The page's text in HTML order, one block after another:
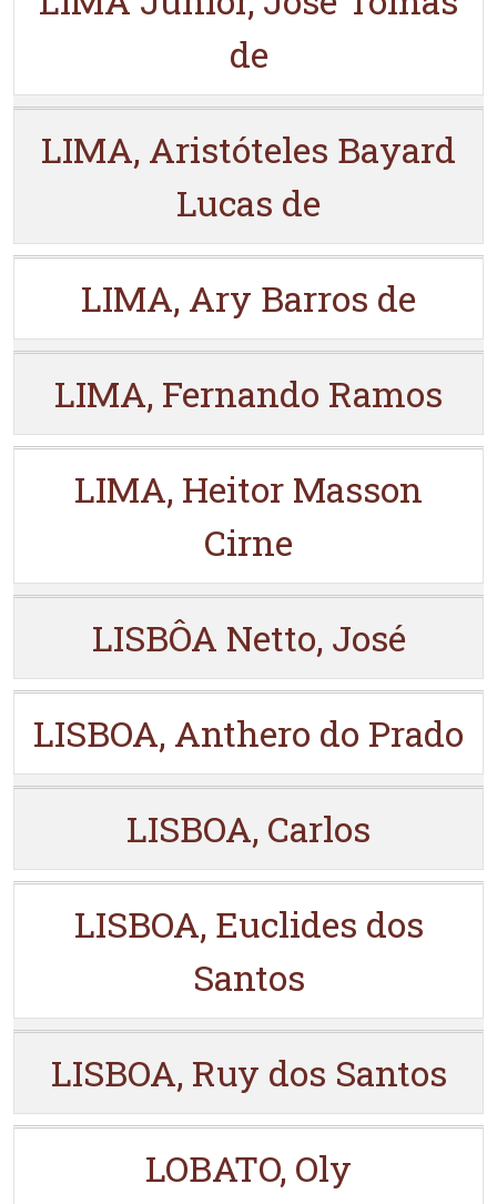
de
LIMA, Aristóteles Bayard
Lucas de
LIMA, Ary Barros de
LIMA, Fernando Ramos
LIMA, Heitor Masson
Cirne
LISBÔA Netto, José
LISBOA, Anthero do Prado
LISBOA, Carlos
LISBOA, Euclides dos
Santos
LISBOA, Ruy dos Santos
LOBATO, Oly